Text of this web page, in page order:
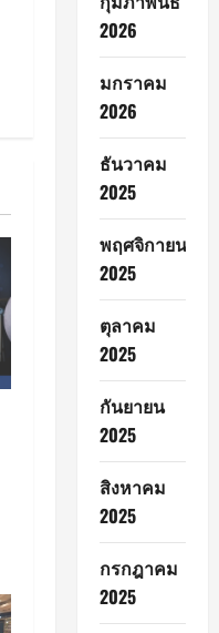
2026
มกราคม
2026
ธันวาคม
2025
พฤศจิกายน
2025
ตุลาคม
2025
กันยายน
2025
สิงหาคม
2025
กรกฎาคม
2025